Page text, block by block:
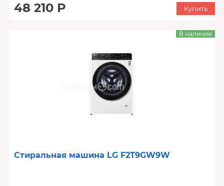
48 210 Р Купить
Стиральная машина LG F2T9GW9W
В наличии